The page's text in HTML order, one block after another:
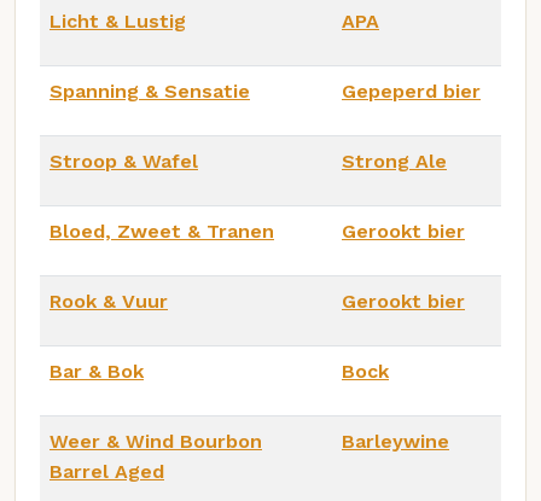
Licht & Lustig APA
Spanning & Sensatie Gepeperd bier
Stroop & Wafel Strong Ale
Bloed, Zweet & Tranen Gerookt bier
Rook & Vuur Gerookt bier
Bar & Bok Bock
Weer & Wind Bourbon
Barrel Aged
Barleywine